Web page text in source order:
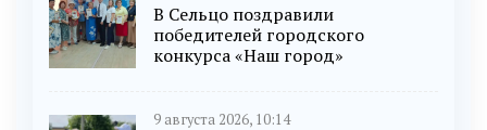
В Сельцо поздравили
победителей городского
конкурса «Наш город»
9 августа 2026, 10:14